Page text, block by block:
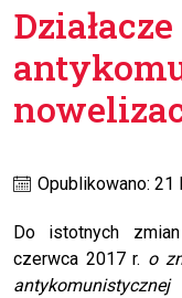
Opublikowano:
Do istotnych
czerwca 2017 r. o